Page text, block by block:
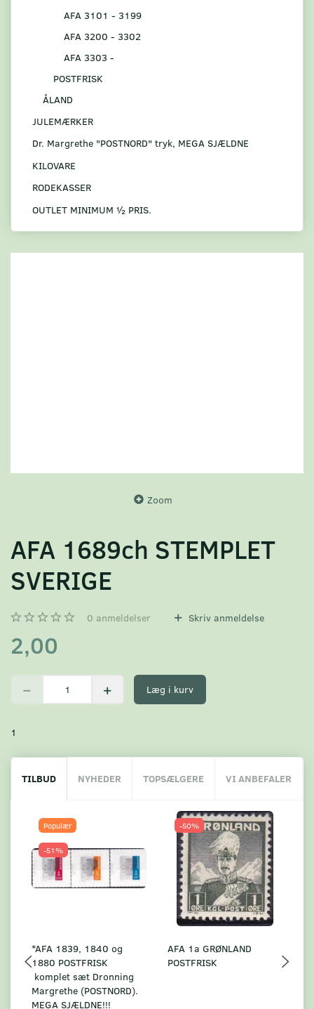
AFA 3101 - 3199
AFA 3200 - 3302
AFA 3303 -
POSTFRISK
ÅLAND
JULEMÆRKER
Dr. Margrethe "POSTNORD" tryk, MEGA SJÆLDNE
KILOVARE
RODEKASSER
OUTLET MINIMUM ½ PRIS.
Zoom
AFA 1689ch STEMPLET
SVERIGE
0 anmeldelser Skriv anmeldelse
2,00
Læg i kurv
1
TILBUD NYHEDER TOPSÆLGERE VI ANBEFALER
Populær
-51%
*AFA 1839, 1840 og
1880 POSTFRISK
komplet sæt Dronning
Margrethe (POSTNORD).
MEGA SJÆLDNE!!!
-50%
AFA 1a GRØNLAND
POSTFRISK